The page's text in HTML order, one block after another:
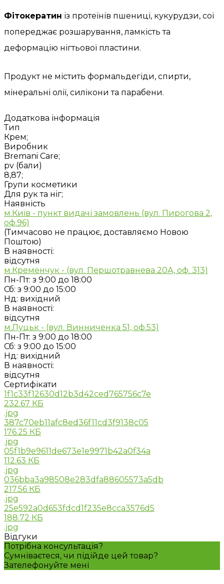
Фітокератин із протеїнів пшениці, кукурудзи, сої
попереджає розшарування, ламкість та
деформацію нігтьової пластини.
Продукт не містить формальдегіди, спирти,
мінеральні олії, силікони та парабени.
Додаткова інформація
Тип
Крем;
Виробник
Bremani Care;
pv (бали)
8,87;
Групи косметики
Для рук та ніг;
Наявність
м.Київ - пункт видачі замовлень (вул. Пирогова 2,
оф.96)
(Тимчасово не працює, доставляємо Новою
Поштою)
В наявності:
відсутня
м.Кременчук - (вул. Першотравнева 20А, оф. 313)
Пн-Пт: з 9:00 до 18:00
Сб: з 9:00 до 15:00
Нд: вихідний
В наявності:
відсутня
м.Луцьк - (вул. Винниченка 51, оф.53)
Пн-Пт: з 9:00 до 18:00
Сб: з 9:00 до 15:00
Нд: вихідний
В наявності:
відсутня
Сертифікати
1f1c33f12630d12b3d42ced765756c7e
232.67 КБ
.jpg
387c70eb11afc8ed36f11cd3f9138c05
176.25 КБ
.jpg
05f1b9e9611de673e1e9971b42a0f34a
112.63 КБ
.jpg
036bba3a98508e283dfa88605573a5db
217.56 КБ
.jpg
25e592a0d653fdcd1f235e8cca3576d5
188.72 КБ
.jpg
Відгуки
Потрібна консультація?
Сумніваєтеся, чи підійде цей товар?
Зателефонуйте мені